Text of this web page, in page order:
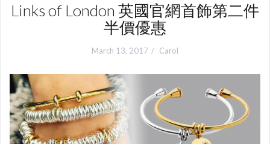
Links of London 英國官網首飾第二件
半價優惠
March 13, 2017 Carol